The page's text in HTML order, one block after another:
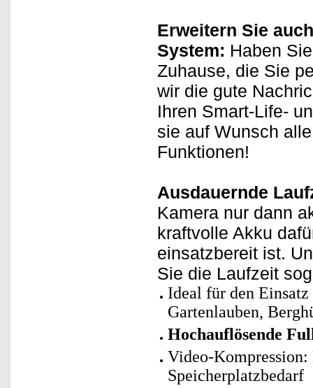
Erweitern Sie
System: Haben
Zuhause, die Sie
wir die gute
Ihren Smart-Life-
sie auf Wunsch
Funktionen!
Ausdauernde
Kamera nur dann
kraftvolle Akku
einsatzbereit ist.
Sie die Laufzeit
Ideal für den
Gartenlauben,
Hochauflösende
Video-
Speicherplatzbedarf